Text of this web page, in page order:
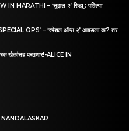
MARATHI – ‘सुझल २’ रिव्ह्यू : पहिल्या
OPS’ – ‘स्पेशल ऑप्स २’ आवडला का? तर
खेळांसह परतणार!-ALICE IN
NANDALASKAR